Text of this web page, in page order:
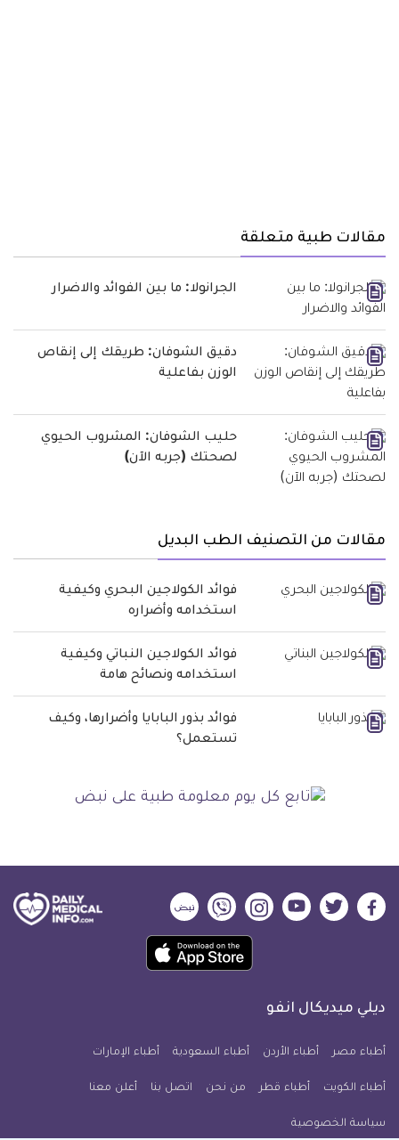
مقالات طبية متعلقة
الجرانولا: ما بين الفوائد والاضرار
دقيق الشوفان: طريقك إلى إنقاص
الوزن بفاعلية
حليب الشوفان: المشروب الحيوي
لصحتك (جربه الآن)
مقالات من التصنيف الطب البديل
فوائد الكولاجين البحري وكيفية
استخدامه وأضراره
فوائد الكولاجين النباتي وكيفية
استخدامه ونصائح هامة
فوائد بذور البابايا وأضرارها، وكيف
تستعمل؟
ديلي
فيسبوك
ديلي
تويتر
ديلي
ميديكال
يوتيوب
ديلي
ميديكال
انفو
ديلي
ميديكال
انفو
ديلي
ميديكال
انفو
حمل
تطبيق
معلومة
للآيفون
ديلي ميديكال انفو
أطباء مصر أطباء الأردن أطباء السعودية أطباء الإمارات
أطباء الكويت أطباء قطر من نحن اتصل بنا أعلن معنا
سياسة الخصوصية